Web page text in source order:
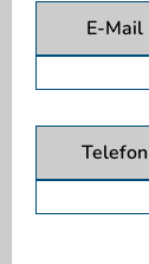
E-Mail
Telefon